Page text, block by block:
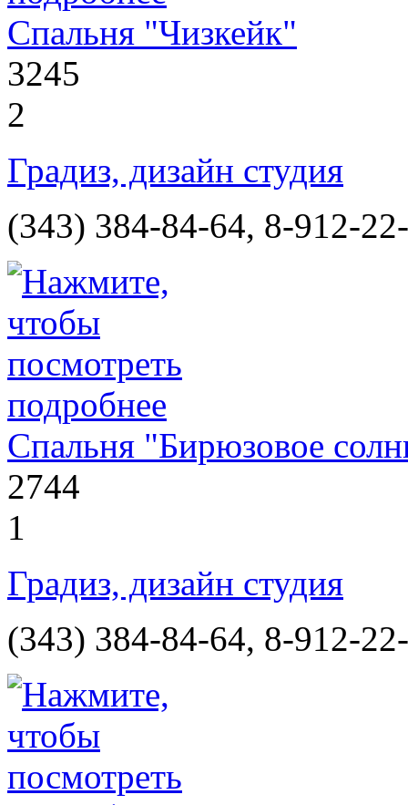
Спальня "Чизкейк"
3245
2
Градиз, дизайн студия
(343) 384-84-64, 8-912-
Спальня "Бирюзовое
2744
1
Градиз, дизайн студия
(343) 384-84-64, 8-912-